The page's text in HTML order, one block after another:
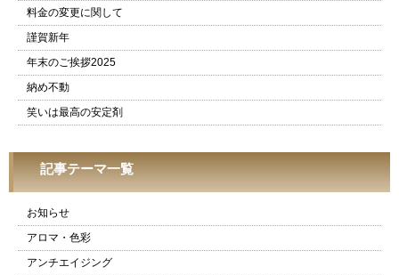
料金の変更に関して
謹賀新年
年末のご挨拶2025
納め不動
笑いは最高の安定剤
記事テーマ一覧
お知らせ
アロマ・色彩
アンチエイジング